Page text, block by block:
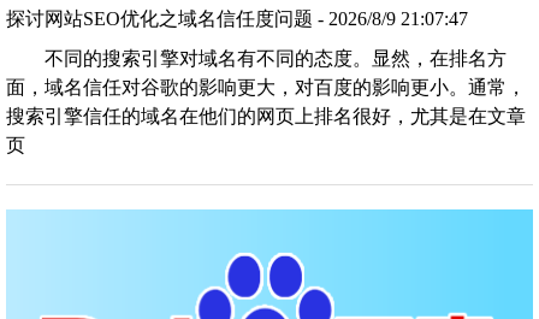
探讨网站SEO优化之域名信任度问题 - 2026/8/9 21:07:47
不同的搜索引擎对域名有不同的态度。显然，在排名方
面，域名信任对谷歌的影响更大，对百度的影响更小。通常，
搜索引擎信任的域名在他们的网页上排名很好，尤其是在文章
页